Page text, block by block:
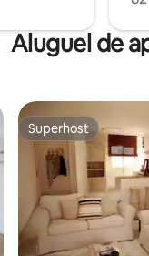
Aluguel de
Superhost
Superhost